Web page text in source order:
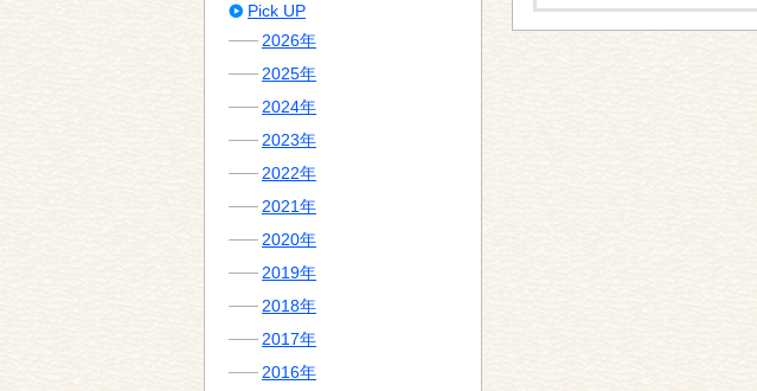
Pick UP
2026年
2025年
2024年
2023年
2022年
2021年
2020年
2019年
2018年
2017年
2016年